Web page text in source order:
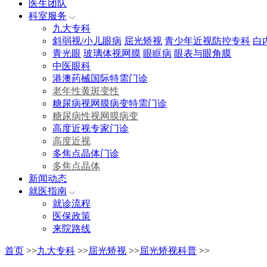
医生团队
科室服务
九大专科
斜弱视/小儿眼病 屈光矫视 青少年近视防控专科 白
青光眼 玻璃体视网膜 眼眶病 眼表与眼角膜
中医眼科
港澳药械国际特需门诊
老年性黄斑变性
糖尿病视网膜病变特需门诊
糖尿病性视网膜病变
高度近视专家门诊
高度近视
多焦点晶体门诊
多焦点晶体
新闻动态
就医指南
就诊流程
医保政策
来院路线
首页 >>九大专科 >>屈光矫视 >>屈光矫视科普 >>